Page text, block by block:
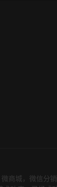
商城，微信分